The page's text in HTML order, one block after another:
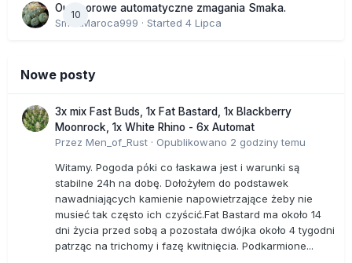
10
Outdoorowe automatyczne zmagania Smaka.
SmakMaroca999 · Started 4 Lipca
Nowe posty
3x mix Fast Buds, 1x Fat Bastard, 1x Blackberry
Moonrock, 1x White Rhino - 6x Automat
Przez Men_of_Rust · Opublikowano 2 godziny temu
Witamy. Pogoda póki co łaskawa jest i warunki są
stabilne 24h na dobę. Dołożyłem do podstawek
nawadniających kamienie napowietrzające żeby nie
musieć tak często ich czyścić.Fat Bastard ma około 14
dni życia przed sobą a pozostała dwójka około 4 tygodni
patrząc na trichomy i fazę kwitnięcia. Podkarmione...